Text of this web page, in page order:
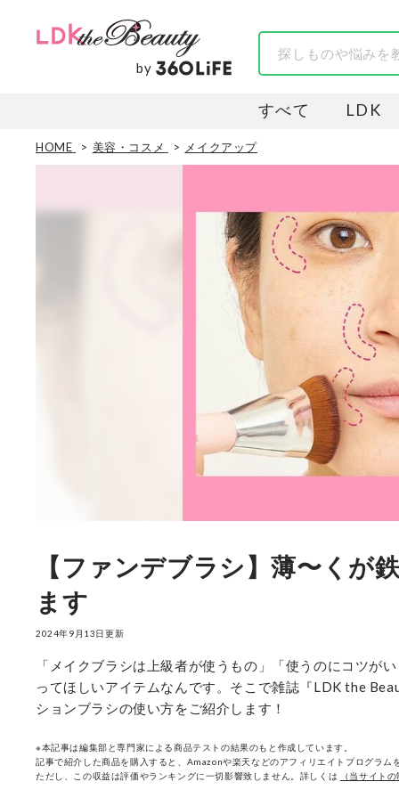
by
すべて LDK
HOME 美容・コスメ メイクアップ
【ファンデブラシ】薄〜くが
ます
2024年9月13日更新
「メイクブラシは上級者が使うもの」「使うのにコツが
ってほしいアイテムなんです。そこで雑誌『LDK the
ションブラシの使い方をご紹介します！
※本記事は編集部と専門家による商品テストの結果のもと作成しています。
記事で紹介した商品を購入すると、Amazonや楽天などのアフィリエイトプログラ
ただし、この収益は評価やランキングに一切影響致しません。詳しくは
（当サイト